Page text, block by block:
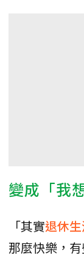
變成「我
「其實退休
那麼快樂，